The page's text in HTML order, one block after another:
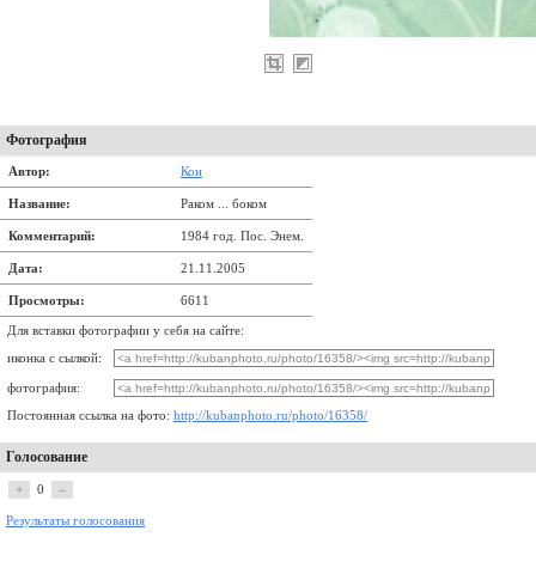
Фотография
Автор: Кон
Название: Раком ... боком
Комментарий: 1984 год. Пос. Энем.
Дата: 21.11.2005
Просмотры: 6611
Для вставки фотографии у себя на сайте:
иконка с сылкой:
фотография:
Постоянная ссылка на фото: http://kubanphoto.ru/photo/16358/
Голосование
+ 0 –
Результаты голосования